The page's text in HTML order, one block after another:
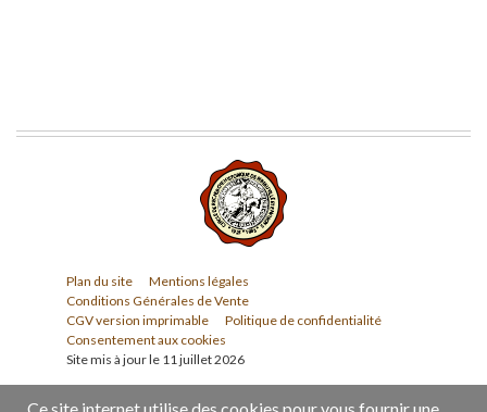
Plan du site
Mentions légales
Conditions Générales de Vente
CGV version imprimable
Politique de confidentialité
Consentement aux cookies
Site mis à jour le 11 juillet 2026